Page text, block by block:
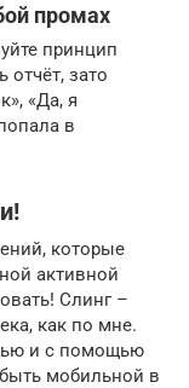
промах
принцип
отчёт, зато
«Да, я
в
которые
активной
Слинг –
как по мне.
и с помощью
мобильной в